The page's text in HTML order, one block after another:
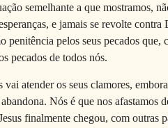
semelhante a que mostramos,
e jamais se revolte contra
penitência pelos seus pecados que,
pecados de todos nós.
atender os seus clamores,
Nós é que nos afastamos
finalmente chegou, com outras